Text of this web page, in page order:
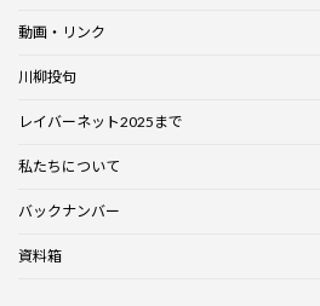
動画・リンク
川柳投句
レイバーネット2025まで
私たちについて
バックナンバー
資料箱